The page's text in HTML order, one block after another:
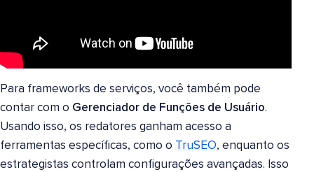
Para frameworks de serviços, você também pode
contar com o Gerenciador de Funções de Usuário.
Usando isso, os redatores ganham acesso a
ferramentas específicas, como o TruSEO, enquanto os
estrategistas controlam configurações avançadas. Isso